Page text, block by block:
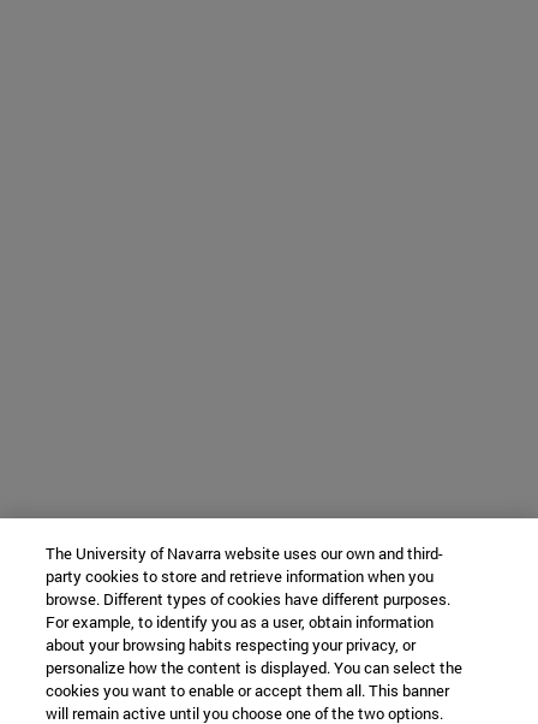
The University of Navarra website uses our own and third-
party cookies to store and retrieve information when you
browse. Different types of cookies have different purposes.
For example, to identify you as a user, obtain information
about your browsing habits respecting your privacy, or
personalize how the content is displayed. You can select the
cookies you want to enable or accept them all. This banner
will remain active until you choose one of the two options.